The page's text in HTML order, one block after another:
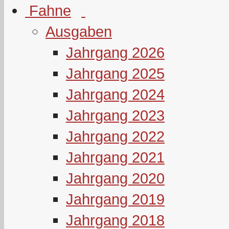
Ausgaben
Jahrgang 2026
Jahrgang 2025
Jahrgang 2024
Jahrgang 2023
Jahrgang 2022
Jahrgang 2021
Jahrgang 2020
Jahrgang 2019
Jahrgang 2018